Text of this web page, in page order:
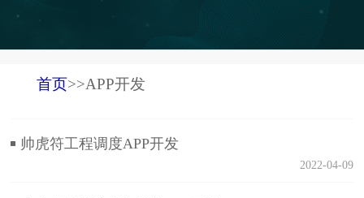
首页>>APP开发
帅虎符工程调度APP开发
2022-04-09